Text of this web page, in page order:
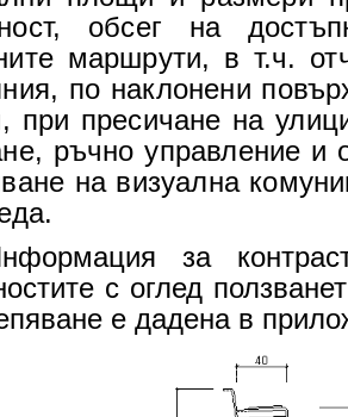
обсег на
маршрути, в т.ч.
по наклонени
при пресичане на
ръчно управление и
на визуална
за
с оглед
е дадена в